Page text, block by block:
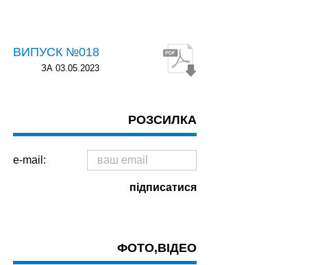
ВИПУСК №018
ЗА 03.05.2023
РОЗСИЛКА
e-mail:
ФОТО,ВІДЕО